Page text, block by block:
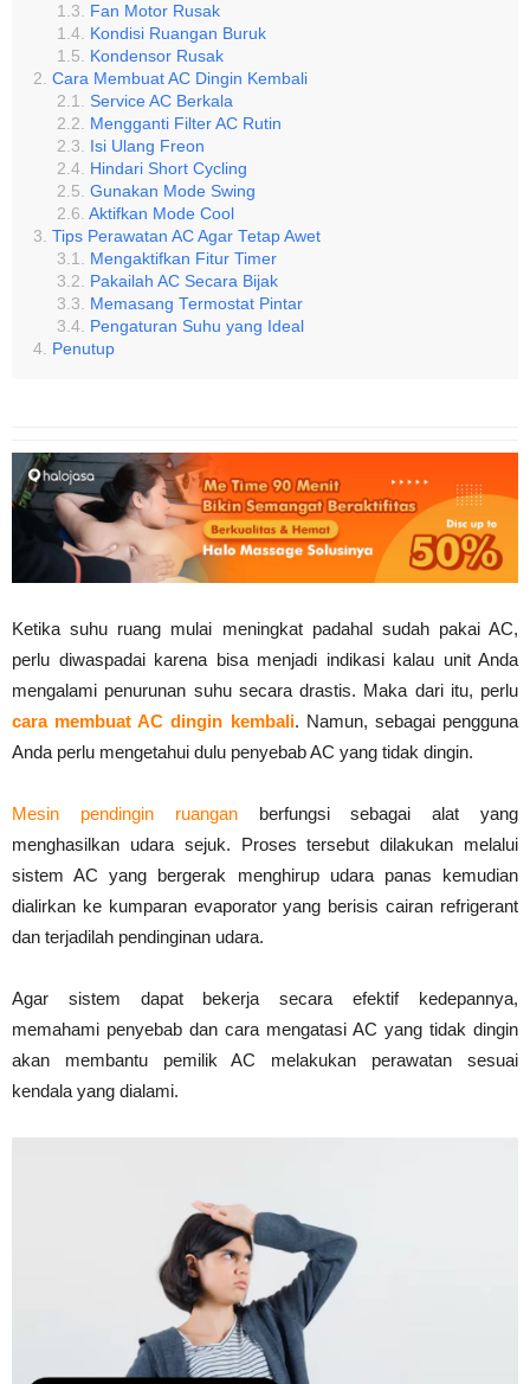
Fan Motor Rusak
Kondisi Ruangan Buruk
Kondensor Rusak
Cara Membuat AC Dingin Kembali
Service AC Berkala
Mengganti Filter AC Rutin
Isi Ulang Freon
Hindari Short Cycling
Gunakan Mode Swing
Aktifkan Mode Cool
Tips Perawatan AC Agar Tetap Awet
Mengaktifkan Fitur Timer
Pakailah AC Secara Bijak
Memasang Termostat Pintar
Pengaturan Suhu yang Ideal
Penutup
Ketika suhu ruang mulai meningkat padahal sudah pakai AC,
perlu diwaspadai karena bisa menjadi indikasi kalau unit Anda
mengalami penurunan suhu secara drastis. Maka dari itu, perlu
cara membuat AC dingin kembali. Namun, sebagai pengguna
Anda perlu mengetahui dulu penyebab AC yang tidak dingin.
Mesin pendingin ruanganberfungsi sebagai alat yang
menghasilkan udara sejuk. Proses tersebut dilakukan melalui
sistem AC yang bergerak menghirup udara panas kemudian
dialirkan ke kumparan evaporator yang berisis cairan refrigerant
dan terjadilah pendinginan udara.
Agar sistem dapat bekerja secara efektif kedepannya,
memahami penyebab dan cara mengatasi AC yang tidak dingin
akan membantu pemilik AC melakukan perawatan sesuai
kendala yang dialami.